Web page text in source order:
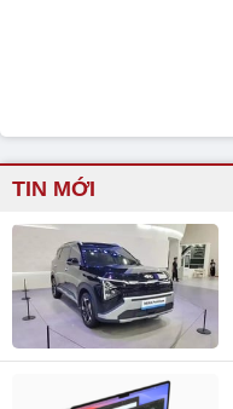
TIN MỚI